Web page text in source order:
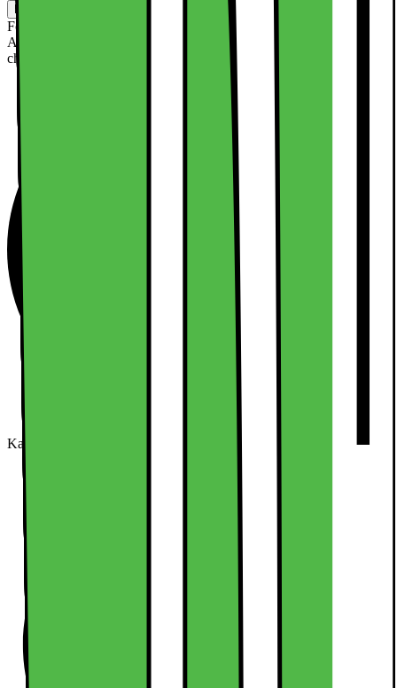
Levering
Forsendelse fra 29,-
Afhængig af område og kapacitet. Se alle leveringsmulighederne i
check-out
Kan købes online